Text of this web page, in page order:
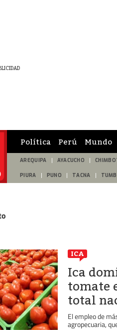
Política Perú Mundo
AREQUIPA AYACUCHO
PIURA PUNO TACNA
ICA
Ica
tomate
total
El empleo de
agropecuaria,